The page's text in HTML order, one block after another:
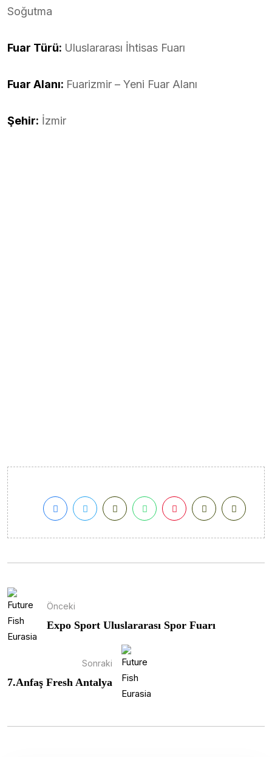
Soğutma
Fuar Türü: Uluslararası İhtisas Fuarı
Fuar Alanı: Fuarizmir – Yeni Fuar Alanı
Şehir: İzmir
Önceki
Expo Sport Uluslararası Spor Fuarı
Sonraki
7.Anfaş Fresh Antalya